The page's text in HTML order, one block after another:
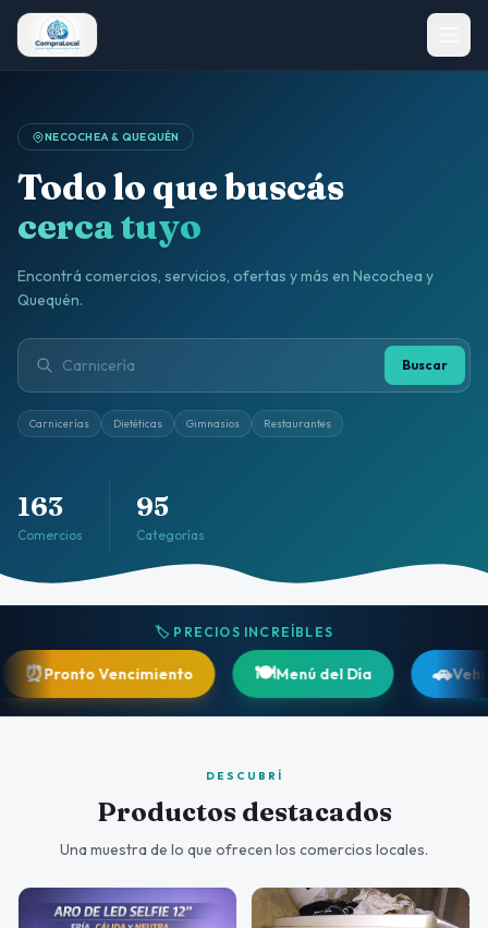
NECOCHEA & QUEQUÉN
Todo lo que buscás
cerca tuyo
Encontrá comercios, servicios, ofertas y más en Necochea y
Quequén.
Buscar
Carnicerías Dietéticas Gimnasios Restaurantes
163
Comercios
95
Categorías
🏷️ PRECIOS INCREÍBLES
Vencimiento 🍽️ Menú del Día 🚗 Vehículos
DESCUBRÍ
Productos destacados
Una muestra de lo que ofrecen los comercios locales.